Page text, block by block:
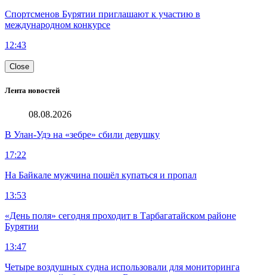
Спортсменов Бурятии приглашают к участию в
международном конкурсе
12:43
Close
Лента новостей
08.08.2026
В Улан-Удэ на «зебре» сбили девушку
17:22
На Байкале мужчина пошёл купаться и пропал
13:53
«День поля» сегодня проходит в Тарбагатайском районе
Бурятии
13:47
Четыре воздушных судна использовали для мониторинга